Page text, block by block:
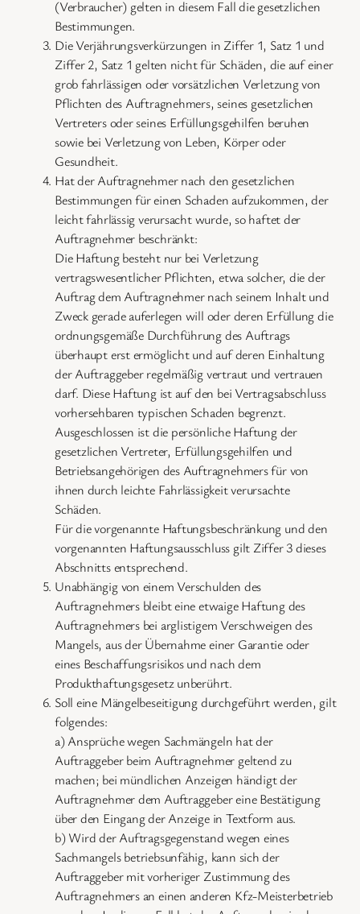
(Verbraucher) gelten in diesem Fall die gesetzlichen
Bestimmungen.
Die Verjährungsverkürzungen in Ziffer 1, Satz 1 und
Ziffer 2, Satz 1 gelten nicht für Schäden, die auf einer
grob fahrlässigen oder vorsätzlichen Verletzung von
Pflichten des Auftragnehmers, seines gesetzlichen
Vertreters oder seines Erfüllungsgehilfen beruhen
sowie bei Verletzung von Leben, Körper oder
Gesundheit.
Hat der Auftragnehmer nach den gesetzlichen
Bestimmungen für einen Schaden aufzukommen, der
leicht fahrlässig verursacht wurde, so haftet der
Auftragnehmer beschränkt:
Die Haftung besteht nur bei Verletzung
vertragswesentlicher Pflichten, etwa solcher, die der
Auftrag dem Auftragnehmer nach seinem Inhalt und
Zweck gerade auferlegen will oder deren Erfüllung die
ordnungsgemäße Durchführung des Auftrags
überhaupt erst ermöglicht und auf deren Einhaltung
der Auftraggeber regelmäßig vertraut und vertrauen
darf. Diese Haftung ist auf den bei Vertragsabschluss
vorhersehbaren typischen Schaden begrenzt.
Ausgeschlossen ist die persönliche Haftung der
gesetzlichen Vertreter, Erfüllungsgehilfen und
Betriebsangehörigen des Auftragnehmers für von
ihnen durch leichte Fahrlässigkeit verursachte
Schäden.
Für die vorgenannte Haftungsbeschränkung und den
vorgenannten Haftungsausschluss gilt Ziffer 3 dieses
Abschnitts entsprechend.
Unabhängig von einem Verschulden des
Auftragnehmers bleibt eine etwaige Haftung des
Auftragnehmers bei arglistigem Verschweigen des
Mangels, aus der Übernahme einer Garantie oder
eines Beschaffungsrisikos und nach dem
Produkthaftungsgesetz unberührt.
Soll eine Mängelbeseitigung durchgeführt werden, gilt
folgendes:
a) Ansprüche wegen Sachmängeln hat der
Auftraggeber beim Auftragnehmer geltend zu
machen; bei mündlichen Anzeigen händigt der
Auftragnehmer dem Auftraggeber eine Bestätigung
über den Eingang der Anzeige in Textform aus.
b) Wird der Auftragsgegenstand wegen eines
Sachmangels betriebsunfähig, kann sich der
Auftraggeber mit vorheriger Zustimmung des
Auftragnehmers an einen anderen Kfz-Meisterbetrieb